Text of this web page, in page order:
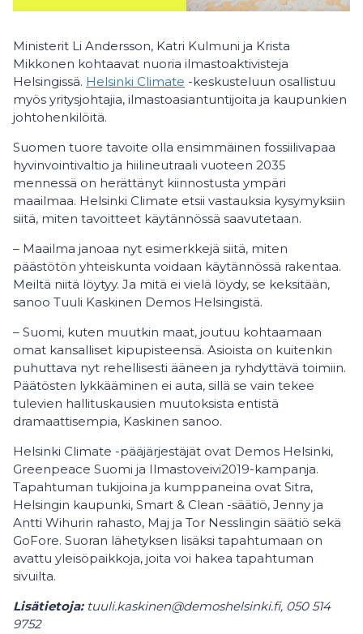
Ministerit Li Andersson, Katri Kulmuni ja Krista
Mikkonen kohtaavat nuoria ilmastoaktivisteja
Helsingissä. Helsinki Climate -keskusteluun osallistuu
myös yritysjohtajia, ilmastoasiantuntijoita ja kaupunkien
johtohenkilöitä.
Suomen tuore tavoite olla ensimmäinen fossiilivapaa
hyvinvointivaltio ja hiilineutraali vuoteen 2035
mennessä on herättänyt kiinnostusta ympäri
maailmaa. Helsinki Climate etsii vastauksia kysymyksiin
siitä, miten tavoitteet käytännössä saavutetaan.
– Maailma janoaa nyt esimerkkejä siitä, miten
päästötön yhteiskunta voidaan käytännössä rakentaa.
Meiltä niitä löytyy. Ja mitä ei vielä löydy, se keksitään,
sanoo Tuuli Kaskinen Demos Helsingistä.
– Suomi, kuten muutkin maat, joutuu kohtaamaan
omat kansalliset kipupisteensä. Asioista on kuitenkin
puhuttava nyt rehellisesti ääneen ja ryhdyttävä toimiin.
Päätösten lykkääminen ei auta, sillä se vain tekee
tulevien hallituskausien muutoksista entistä
dramaattisempia, Kaskinen sanoo.
Helsinki Climate -pääjärjestäjät ovat Demos Helsinki,
Greenpeace Suomi ja Ilmastoveivi2019-kampanja.
Tapahtuman tukijoina ja kumppaneina ovat Sitra,
Helsingin kaupunki, Smart & Clean -säätiö, Jenny ja
Antti Wihurin rahasto, Maj ja Tor Nesslingin säätiö sekä
GoFore. Suoran lähetyksen lisäksi tapahtumaan on
avattu yleisöpaikkoja, joita voi hakea tapahtuman
sivuilta.
Lisätietoja: tuuli.kaskinen@demoshelsinki.fi, 050 514
9752